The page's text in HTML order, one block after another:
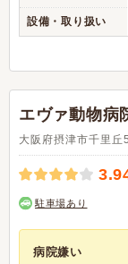
設備・取り扱い
エヴァ動物病
大阪府摂津市千里丘
駐車場あり
病院嫌い